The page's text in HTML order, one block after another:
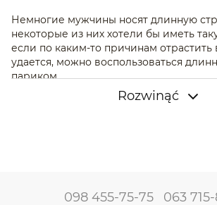
Немногие мужчины носят длинную
некоторые из них хотели бы иметь
если по каким-то причинам отрастить
удается, можно воспользоваться
париком.
Особенности и
укладке: их можно выпрямлять,
Rozwinąć
098 455-75-75 063 715-